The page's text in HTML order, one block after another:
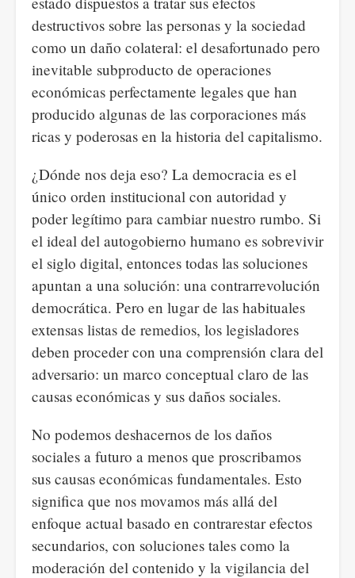
destructivos sobre las personas y la sociedad
como un daño colateral: el desafortunado pero
inevitable subproducto de operaciones
económicas perfectamente legales que han
producido algunas de las corporaciones más
ricas y poderosas en la historia del capitalismo.
¿Dónde nos deja eso? La democracia es el
único orden institucional con autoridad y
poder legítimo para cambiar nuestro rumbo. Si
el ideal del autogobierno humano es sobrevivir
el siglo digital, entonces todas las soluciones
apuntan a una solución: una contrarrevolución
democrática. Pero en lugar de las habituales
extensas listas de remedios, los legisladores
deben proceder con una comprensión clara del
adversario: un marco conceptual claro de las
causas económicas y sus daños sociales.
No podemos deshacernos de los daños
sociales a futuro a menos que proscribamos
sus causas económicas fundamentales. Esto
significa que nos movamos más allá del
enfoque actual basado en contrarestar efectos
secundarios, con soluciones tales como la
moderación del contenido y la vigilancia del